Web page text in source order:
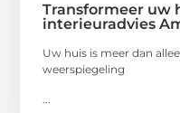
Transformeer uw
interieuradvies
Uw huis is meer dan
weerspiegeling